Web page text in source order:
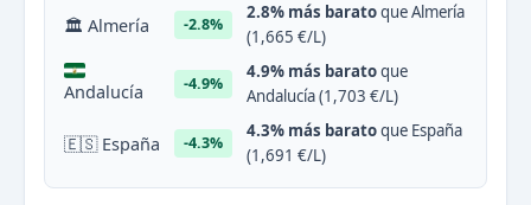
🏛 Almería -2.8%
2.8% más baratoque Almería
(1,665 €/L)
Andalucía -4.9%
4.9% más baratoque
Andalucía (1,703 €/L)
🇪🇸 España -4.3%
4.3% más baratoque España
(1,691 €/L)